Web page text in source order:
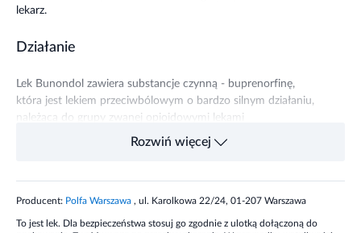
lekarz.
Działanie
Lek Bunondol zawiera substancje czynną - buprenorfinę,
która jest lekiem przeciwbólowym o bardzo silnym działaniu,
należącą do grupy zwanej opioidowymi lekami
Lek Bunondol stosuje się w leczeniu bólu ostrego i
przewlekłego o różnym nasileniu, od umiarkowanego do
Rozwiń więcej
Producent: Polfa Warszawa , ul. Karolkowa 22/24, 01-207 Warszawa
To jest lek. Dla bezpieczeństwa stosuj go zgodnie z ulotką dołączoną do